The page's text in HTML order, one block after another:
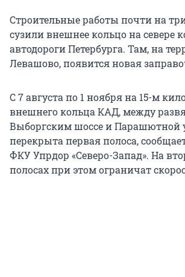
Строительные работы почти на
сузили внешнее кольцо на севере
автодороги Петербурга. Там, на
Левашово, появится новая
С 7 августа по 1 ноября на 15-м
внешнего кольца КАД, между
Выборгским шоссе и Парашютной
перекрыта первая полоса,
ФКУ Упрдор «Северо-Запад». На
полосах при этом ограничат